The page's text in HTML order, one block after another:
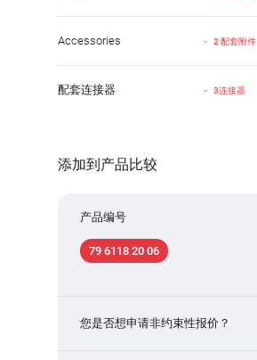
Accessories 2 配套附件
配套连接器 3连接器
添加到产品比较
产品编号
79 6118 20 06
您是否想申请非约束性报价？